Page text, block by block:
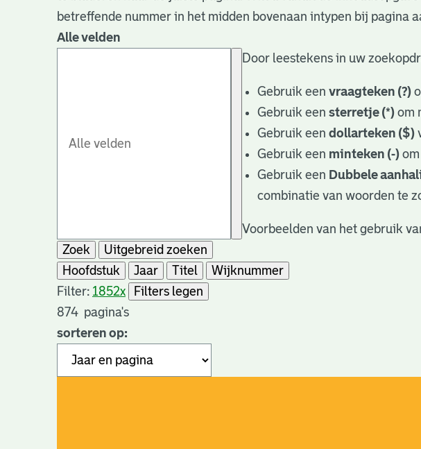
betreffende nummer in het midden bovenaan intypen bij pagina
Alle velden
Door leestekens in uw
Gebruik eenvraagteken (?)
Gebruik eensterretje (*) om
Gebruik eendollarteken ($)
Gebruik een minteken (-)
Gebruik een Dubbele
combinatie van woorden te
Voorbeelden van het gebruik
Zoek
Uitgebreid zoeken
Hoofdstuk
Jaar Titel
Wijknummer
Filter: 1852x
Filters legen
874 pagina's
sorteren op: